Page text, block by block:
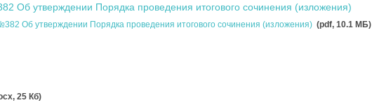
Об утверждении Порядка проведения итогового сочинения (изложения)
Об утверждении Порядка проведения итогового сочинения (изложения) (pdf, 10.1 MБ)
25 Кб)